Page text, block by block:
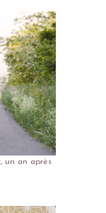
un an après